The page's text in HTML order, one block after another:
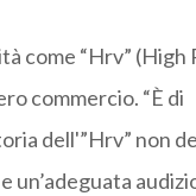
come “Hrv” (High
commercio. “È di
dell'”Hrv” non
un’adeguata